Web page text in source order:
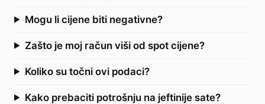
Mogu li cijene biti negativne?
Zašto je moj račun viši od spot cijene?
Koliko su točni ovi podaci?
Kako prebaciti potrošnju na jeftinije sate?